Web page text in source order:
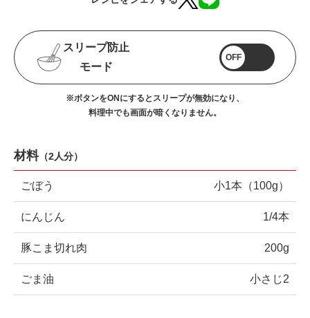
スリープ防止
モード
OFF
※ボタンをONにするとスリープが無効になり、
料理中でも画面が暗くなりません。
材料（2人分）
ごぼう 小1本（100g）
にんじん 1/4本
豚こま切れ肉 200g
ごま油 小さじ2